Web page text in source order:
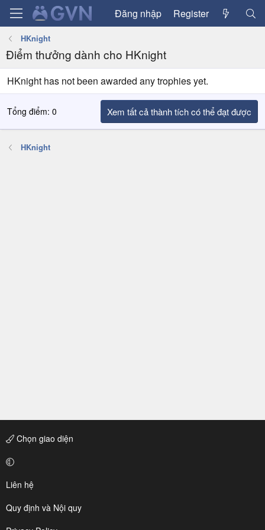
Đăng nhập Register
HKnight
Điểm thưởng dành cho HKnight
HKnight has not been awarded any trophies yet.
Tổng điểm: 0 Xem tất cả thành tích có thể đạt được
HKnight
Chọn giao diện
Liên hệ
Quy định và Nội quy